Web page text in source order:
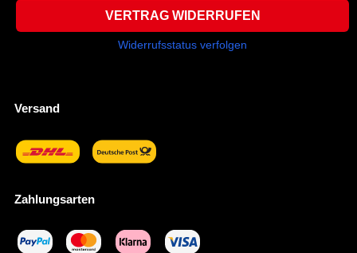
VERTRAG WIDERRUFEN
Widerrufsstatus verfolgen
Versand
Zahlungsarten